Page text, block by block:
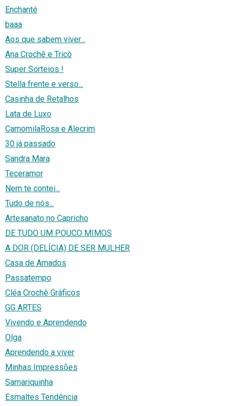
Enchanté
baaa
Aos que sabem viver...
Ana Crochê e Tricô
Super Sorteios !
Stella frente e verso...
Casinha de Retalhos
Lata de Luxo
CamomilaRosa e Alecrim
30 já passado
Sandra Mara
Teceramor
Nem te contei...
Tudo de nós...
Artesanato no Capricho
DE TUDO UM POUCO MIMOS
A DOR (DELÍCIA) DE SER MULHER
Casa de Amados
Passatempo
Cléa Crochê Gráficos
GG ARTES
Vivendo e Aprendendo
Olga
Aprendendo a viver
Minhas Impressões
Samariquinha
Esmaltes Tendência